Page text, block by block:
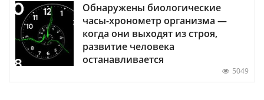
Обнаружены биологические
часы-хронометр организма —
когда они выходят из строя,
развитие человека
останавливается
5049